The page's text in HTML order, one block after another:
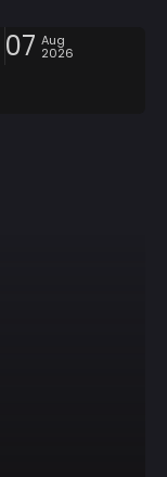
07 Aug
2026